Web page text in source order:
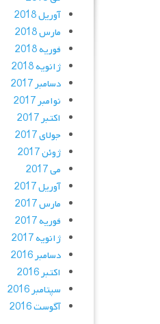
آوریل 2018
مارس 2018
فوریه 2018
ژانویه 2018
دسامبر 2017
نوامبر 2017
اکتبر 2017
جولای 2017
ژوئن 2017
می 2017
آوریل 2017
مارس 2017
فوریه 2017
ژانویه 2017
دسامبر 2016
اکتبر 2016
سپتامبر 2016
آگوست 2016